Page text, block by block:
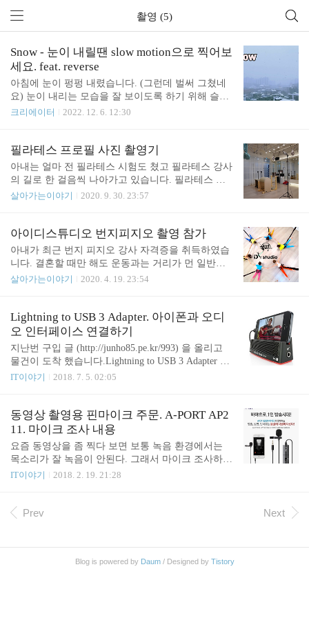
촬영 (5)
Snow - 눈이 내릴땐 slow motion으로 찍어보
세요. feat. reverse
아침에 눈이 펑펑 내렸습니다. (그런데 벌써 그쳤네
요) 눈이 내리는 모습을 잘 보이도록 하기 위해 슬로
모션으로 영상을 촬영해 보았습니다. 그리고 눈이 올
북으로 옮겨서 iMovie에서 reverse를 적용해서 추출한
다음 다시 휴대폰으로 옮겨서 편집했습니다. 음악과
필터를 입혀주었습니다. 음악은 보통 볼륨 50% 정도
가면 10% 정도로 줄이는 편) 색상이 칙칙해서 약간
영상이라 페이드인, 페이드아웃은 5초로 넉넉하게
주었습니다.
크리에이터 2022. 12. 6. 12:30
필라테스 프로필 사진 촬영기
아내는 얼마 전 필라테스 시험도 쳤고 필라테스 강사
의 길로 한 걸음씩 나아가고 있습니다. 필라테스 스
튜디오에 가면 강사 프로필이 붙어 있는 것을 볼 수
을 해 보았습니다. 어떻게 찍으면 좋을까 하다가 필
라테스 기구로는 일단 체어와 배럴을 준비했습니다.
조명은 집에 있던 룩스 패드 43H를 가져갔습니다. 카
는 방법도 있지만 이곳은 지하라 자연광을 받기는 어
실내의 조명과 룩스 패드를 활용해서 촬영하는 모습
입니다. 이 정도로도 그리 나쁘지는 않지만 좀 더 있
어 보이는 느낌을 내 보기 위해 궁리를 했습니다. 실..
살아가는이야기 2020. 9. 30. 23:57
아이디스튜디오 번지피지오 촬영 참가
아내가 최근 번지 피지오 강사 자격증을 취득하였습
니다. 결혼할 때만 해도 운동과는 거리가 먼 일반인
이었으나 이제는 어엿한 운동인이 되었네요. 축하 축
게 되었습니다. 그동안 유튜버가 되어 보려고 하나
둘 구입했던 장비들을 써먹을 기회가 생겼습니다! 대
략 2시간 가까이 많은 사진과 영상을 찍었지만 초보
촬영사라 그런지 잘 나온 영상이나 사진이 별로 없었
습니다 ㅠㅠ 그나마 건진 사진 몇 개 올려 봅니다. 저
는 번지 피지오의 문외한이지만 원장 선생님과 강사
같습니다. 준비한 장비는 A6400 미러리스 카메라, X
3000 액션캠, RODE 마이크, BOYA 마이크, ..
살아가는이야기 2020. 4. 19. 23:54
Lightning to USB 3 Adapter. 아이폰과 오디
오 인터페이스 연결하기
지난번 구입 글 (http://junho85.pe.kr/993) 을 올리고
물건이 도착 했습니다.Lightning to USB 3 Adapter 를
이용해서 아이폰과 오디오 인터페이스를 연결 해 보
영하면 주변 잡음이 많이 섞이게 된다. 하지만 이렇
게 오디오인터페이스로 전자피아노의 소리를 직접
입력 받으면 주변 잡음 없이 연주 소리만 녹음을 할
수 있게 됩니다.구성은 다음과 같습니다. 아이폰 - 어
뎁터 (전원공급) - 오디오인터페이스 - 전자피아노 사
용한 제품들* 오디오인터페이스: https://coupa.ng/bg5
터: https://coupa.ng/bg..
IT이야기 2018. 7. 5. 02:05
동영상 촬영용 핀마이크 주문. A-PORT AP2
11. 마이크 조사 내용
요즘 동영상을 좀 찍다 보면 보통 녹음 환경에서는
목소리가 잘 녹음이 안된다. 그래서 마이크 조사하고
주문 하였다. 조사 내용을 정리 해 보았다. 에이포트
하였다. 에이포트 스마트폰 방송용 콘덴서 핀마이크
ype 무지향성 콘덴서 타입 Frequency 20Hz~20KHz Se
IT이야기 2018. 2. 19. 21:28
Prev Next
Blog is powered by Daum/ Designed by Tistory